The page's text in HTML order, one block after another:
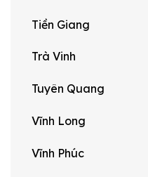
Tiền Giang
Trà Vinh
Tuyên Quang
Vĩnh Long
Vĩnh Phúc